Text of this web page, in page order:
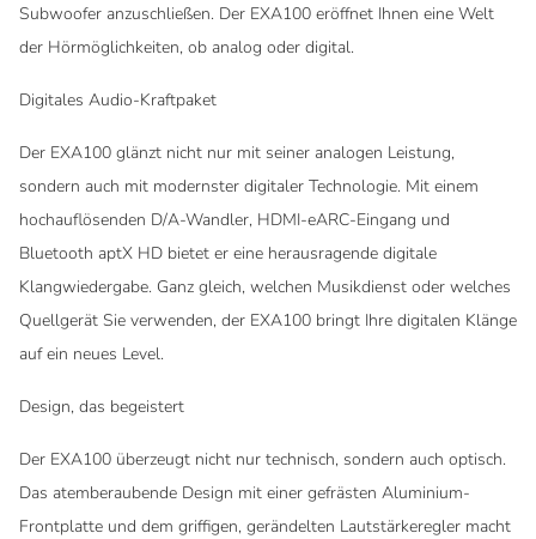
Subwoofer anzuschließen. Der EXA100 eröffnet Ihnen eine Welt
der Hörmöglichkeiten, ob analog oder digital.
Digitales Audio-Kraftpaket
Der EXA100 glänzt nicht nur mit seiner analogen Leistung,
sondern auch mit modernster digitaler Technologie. Mit einem
hochauflösenden D/A-Wandler, HDMI-eARC-Eingang und
Bluetooth aptX HD bietet er eine herausragende digitale
Klangwiedergabe. Ganz gleich, welchen Musikdienst oder welches
Quellgerät Sie verwenden, der EXA100 bringt Ihre digitalen Klänge
auf ein neues Level.
Design, das begeistert
Der EXA100 überzeugt nicht nur technisch, sondern auch optisch.
Das atemberaubende Design mit einer gefrästen Aluminium-
Frontplatte und dem griffigen, gerändelten Lautstärkeregler macht